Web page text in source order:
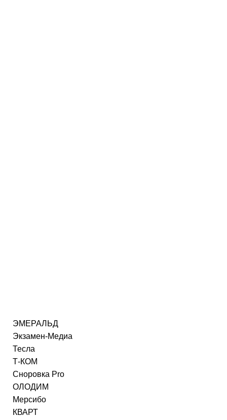
ЭМЕРАЛЬД
Экзамен-Медиа
Тесла
Т-КОМ
Сноровка Pro
ОЛОДИМ
Мерсибо
КВАРТ